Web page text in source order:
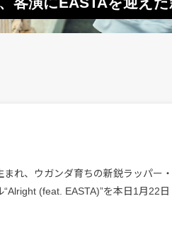
まれ、ウガンダ育ちの新鋭ラッパー
“Alright (feat. EASTA)”を本日1月22日